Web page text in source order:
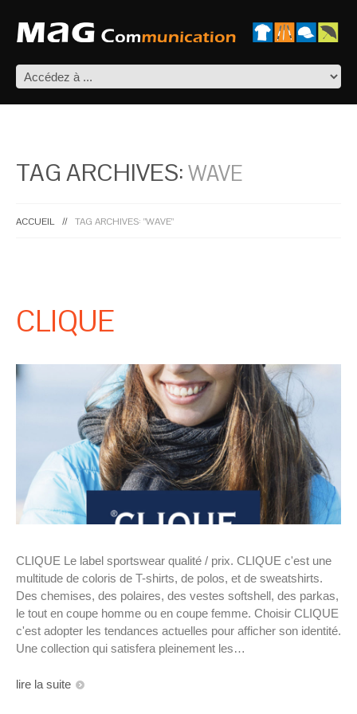
TAG ARCHIVES: WAVE
ACCUEIL TAG ARCHIVES: "WAVE"
CLIQUE
CLIQUE Le label sportswear qualité / prix. CLIQUE c'est une
multitude de coloris de T-shirts, de polos, et de sweatshirts.
Des chemises, des polaires, des vestes softshell, des parkas,
le tout en coupe homme ou en coupe femme. Choisir CLIQUE
c'est adopter les tendances actuelles pour afficher son identité.
Une collection qui satisfera pleinement les…
lire la suite